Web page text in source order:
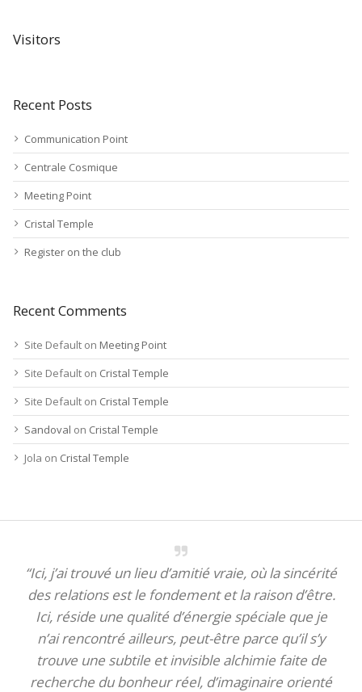
Visitors
Recent Posts
Communication Point
Centrale Cosmique
Meeting Point
Cristal Temple
Register on the club
Recent Comments
Site Default on Meeting Point
Site Default on Cristal Temple
Site Default on Cristal Temple
Sandoval on Cristal Temple
Jola on Cristal Temple
“Ici, j’ai trouvé un lieu d’amitié vraie, où la sincérité
des relations est le fondement et la raison d’être.
Ici, réside une qualité d’énergie spéciale que je
n’ai rencontré ailleurs, peut-être parce qu’il s’y
trouve une subtile et invisible alchimie faite de
recherche du bonheur réel, d’imaginaire orienté